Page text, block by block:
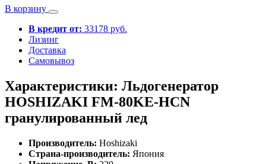
В корзину
В кредит от: 33178 руб.
Лизинг
Доставка
Самовывоз
Характеристики: Льдогенератор
HOSHIZAKI FM-80KE-HCN
гранулированный лед
Производитель: Hoshizaki
Страна-производитель: Япония